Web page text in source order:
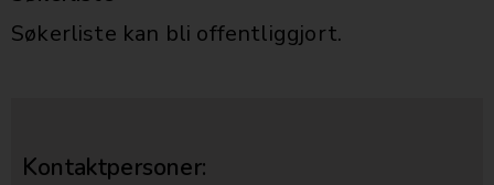
Søkerliste kan bli offentliggjort.
Kontaktpersoner: